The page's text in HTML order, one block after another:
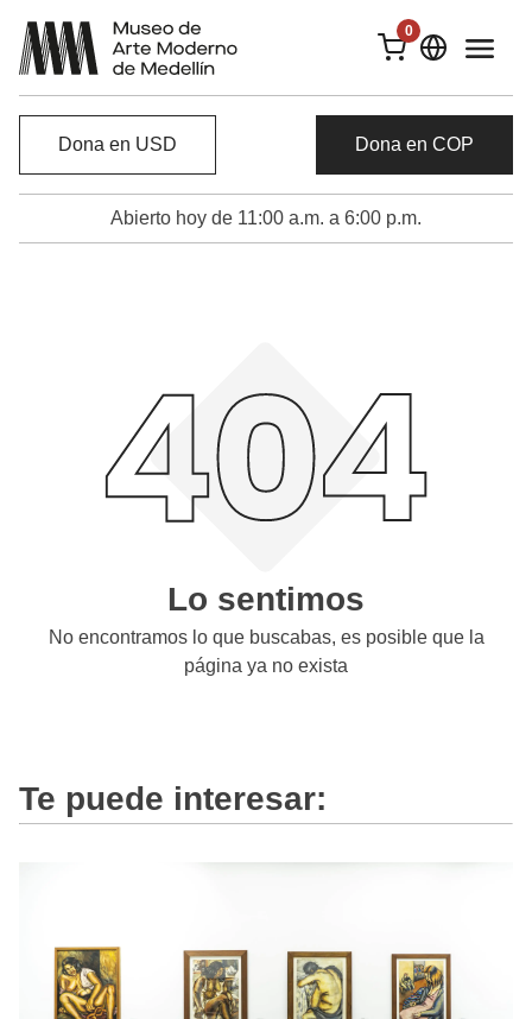
0
Dona en USD Dona en COP
Abierto hoy de 11:00 a.m. a 6:00 p.m.
Lo sentimos
No encontramos lo que buscabas, es posible que la
página ya no exista
Te puede interesar: